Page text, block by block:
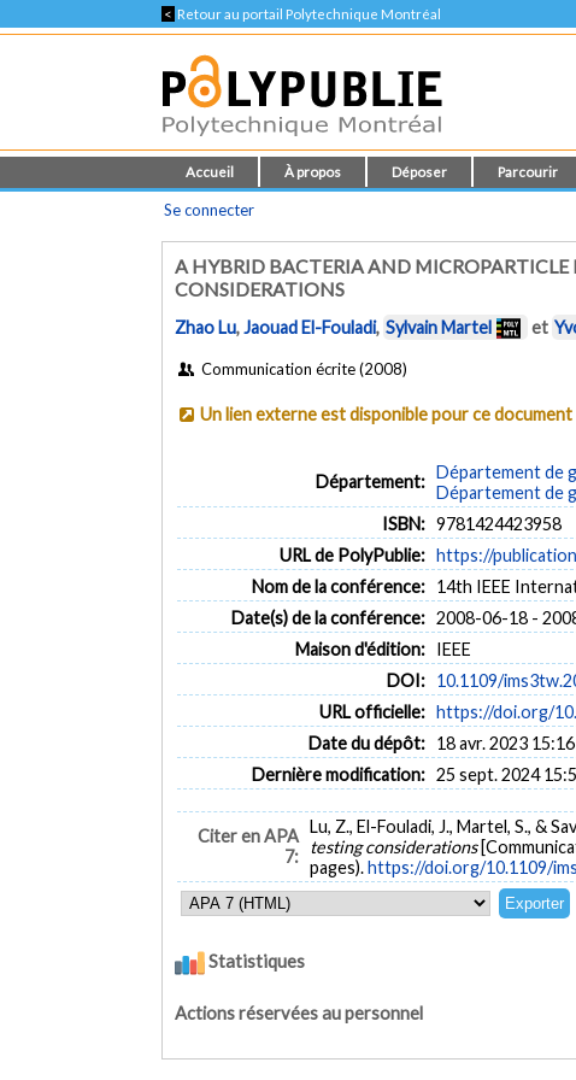
< Retour au portail Polytechnique Montréal
Accueil À propos Déposer Parcourir
Se connecter
A HYBRID BACTERIA AND
CONSIDERATIONS
Zhao Lu,Jaouad El-Fouladi, Sylvain Martel et
Communication écrite (2008)
Un lien externe est disponible pour ce document
Département: Département de
Département de
ISBN: 9781424423958
URL de PolyPublie: https://
Nom de la conférence: 14th IEEE
Date(s) de la conférence: 2008-06-18 -
Maison d'édition: IEEE
DOI: 10.1109/
URL officielle: https://doi.org/
Date du dépôt: 18 avr. 2023 15:16
Dernière modification: 25 sept. 2024
Citer en APA
7:
Lu, Z., El-Fouladi, J., Martel, S., &
testing considerations
pages).https://doi.org/10.1109/
Statistiques
Actions réservées au personnel